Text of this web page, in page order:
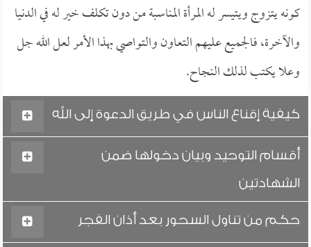
كونه يتزوج ويتيسر له المرأة المناسبة من دون تكلف خير له في الدنيا
والآخرة، فالجميع عليهم التعاون والتواصي بهذا الأمر لعل الله جل
وعلا يكتب لذلك النجاح.
كيفية إقناع الناس في طريق الدعوة إلى الله
أقسام التوحيد وبيان دخولها ضمن
الشهادتين
حكم من تناول السحور بعد أذان الفجر